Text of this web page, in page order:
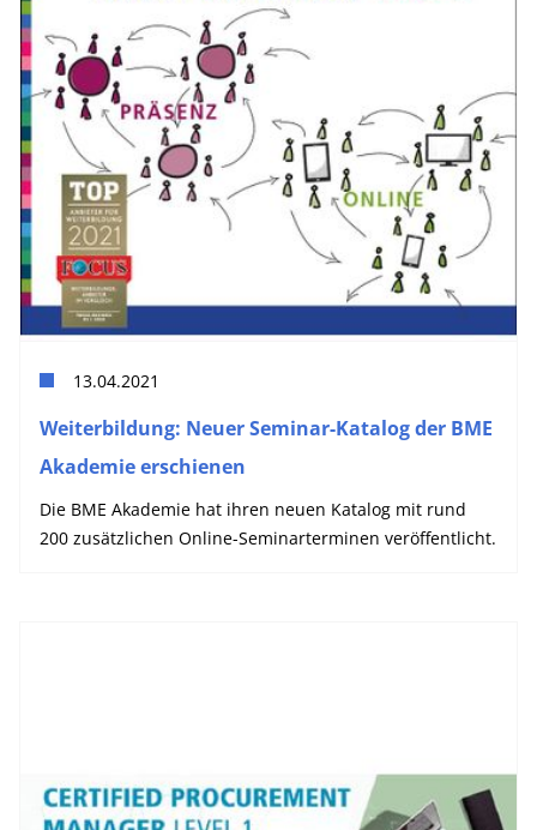
13.04.2021
Weiterbildung: Neuer Seminar-Katalog der BME
Akademie erschienen
Die BME Akademie hat ihren neuen Katalog mit rund
200 zusätzlichen Online-Seminarterminen veröffentlicht.